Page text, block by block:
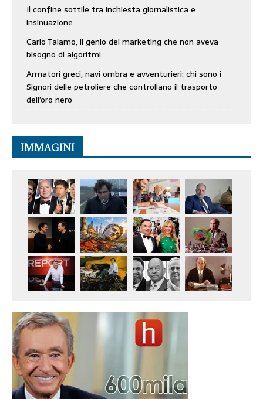
Il confine sottile tra inchiesta giornalistica e
insinuazione
Carlo Talamo, il genio del marketing che non aveva
bisogno di algoritmi
Armatori greci, navi ombra e avventurieri: chi sono i
Signori delle petroliere che controllano il trasporto
dell’oro nero
IMMAGINI